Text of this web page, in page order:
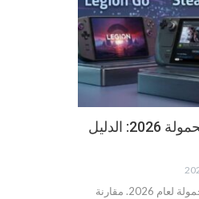
أفضل أجهزة الألعاب المحمولة 2026: الدليل
اكتشف أفضل أجهزة الألعاب المحمولة لعام 2026. مقارنة